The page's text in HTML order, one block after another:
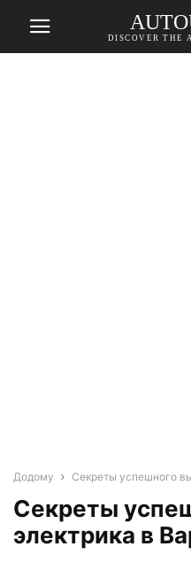
DISCOVER THE
Додому Секреты успешного
Секреты
электрика в